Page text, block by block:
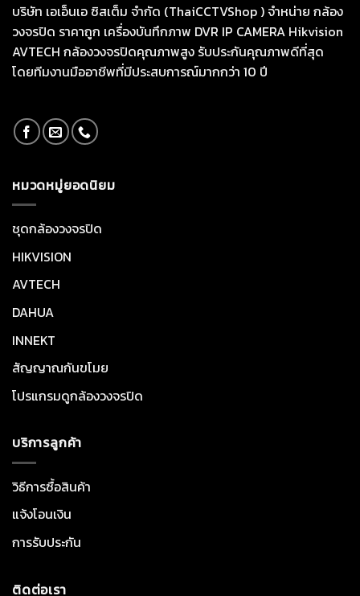
บริษัท เอเอ็นเอ ซิสเต็ม จำกัด (ThaiCCTVShop ) จำหน่าย กล้อง
วงจรปิด ราคาถูก เครื่องบันทึกภาพ DVR IP CAMERA Hikvision
AVTECH กล้องวงจรปิดคุณภาพสูง รับประกันคุณภาพดีที่สุด
โดยทีมงานมืออาชีพที่มีประสบการณ์มากกว่า 10 ปี
หมวดหมู่ยอดนิยม
ชุดกล้องวงจรปิด
HIKVISION
AVTECH
DAHUA
INNEKT
สัญญาณกันขโมย
โปรแกรมดูกล้องวงจรปิด
บริการลูกค้า
วิธีการซื้อสินค้า
แจ้งโอนเงิน
การรับประกัน
ติดต่อเรา